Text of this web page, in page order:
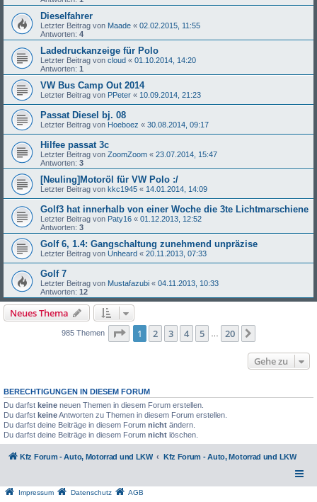
Dieselfahrer
Letzter Beitrag von Maade « 02.02.2015, 11:55
Antworten: 4
Ladedruckanzeige für Polo
Letzter Beitrag von cloud « 01.10.2014, 14:20
Antworten: 1
VW Bus Camp Out 2014
Letzter Beitrag von PPeter « 10.09.2014, 21:23
Passat Diesel bj. 08
Letzter Beitrag von Hoeboez « 30.08.2014, 09:17
Hilfee passat 3c
Letzter Beitrag von ZoomZoom « 23.07.2014, 15:47
Antworten: 3
[Neuling]Motoröl für VW Polo :/
Letzter Beitrag von kkc1945 « 14.01.2014, 14:09
Golf3 hat innerhalb von einer Woche die 3te Lichtmarschiene
Letzter Beitrag von Paty16 « 01.12.2013, 12:52
Antworten: 3
Golf 6, 1.4: Gangschaltung zunehmend unpräzise
Letzter Beitrag von Unheard « 20.11.2013, 07:33
Golf 7
Letzter Beitrag von Mustafazubi « 04.11.2013, 10:33
Antworten: 12
Neues Thema
985 Themen Seite 1von 20
1 2 3 4 5 … 20
Gehe zu
BERECHTIGUNGEN IN DIESEM FORUM
Du darfst keine neuen Themen in diesem Forum erstellen.
Du darfst keineAntworten zu Themen in diesem Forum erstellen.
Du darfst deine Beiträge in diesem Forum nicht ändern.
Du darfst deine Beiträge in diesem Forum nicht löschen.
Kfz Forum - Auto, Motorrad und LKW Kfz Forum - Auto, Motorrad und LKW
Impressum Datenschutz
AGB